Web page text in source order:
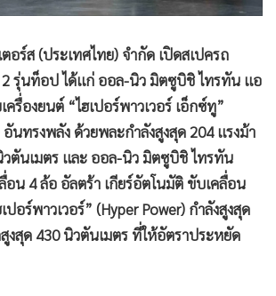
ต
ร์ส (ประเทศไทย) จำกัด เปิดสเปครถ
รุ่นท็อป ได้แก่ ออล-นิว มิตซูบิชิ ไทรทัน แอ
รื่องยนต์ “ไฮเปอร์พาวเวอร์ เอ็กซ์ทู”
อันทรงพลัง ด้วยพละกำลังสูงสุด 204 แรงม้า
วตันเมตร และ ออล-นิว มิตซูบิชิ ไทรทัน
น 4 ล้อ อัลตร้า เกียร์อัตโนมัติ ขับเคลื่อน
ปอร์พาวเวอร์” (Hyper Power) กำลังสูงสุด
งสุด 430 นิวตันเมตร ที่ให้อัตราประหยัด